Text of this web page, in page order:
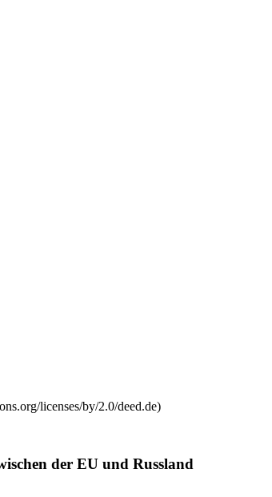
licenses/by/2.0/deed.de)
der EU und Russland